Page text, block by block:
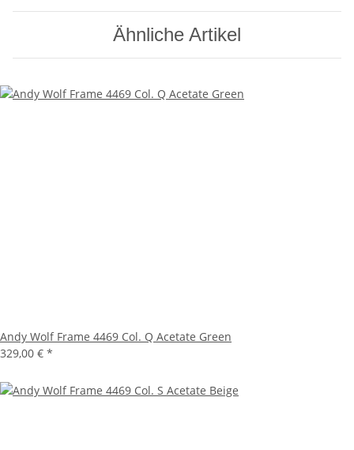
Ähnliche Artikel
Andy Wolf Frame 4469 Col. Q Acetate Green
329,00 € *